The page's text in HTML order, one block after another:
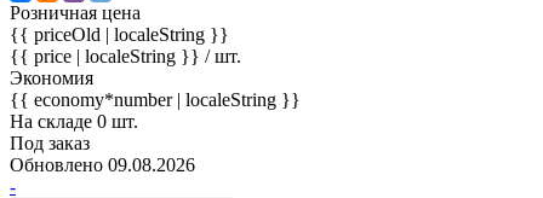
Розничная цена
{{ priceOld | localeString }}
{{ price | localeString }} / шт.
Экономия
{{ economy*number | localeString }}
На складе 0 шт.
Под заказ
Обновлено 09.08.2026
-